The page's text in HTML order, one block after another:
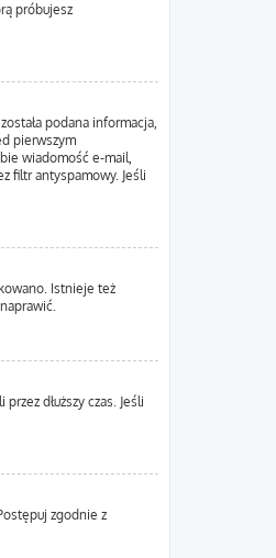
próbujesz
podana informacja,
pierwszym
wiadomość e-mail,
filtr antyspamowy. Jeśli
Istnieje też
dłuższy czas. Jeśli
zgodnie z